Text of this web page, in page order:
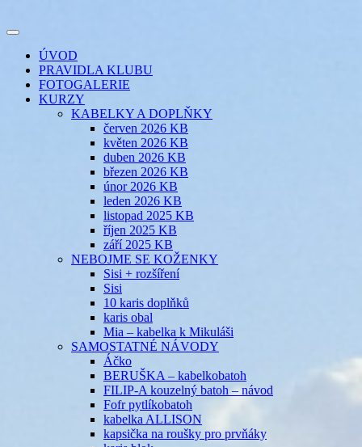
k
webuEVIKLUB
šicí klub
Toggle
navigation
ÚVOD
PRAVIDLA KLUBU
FOTOGALERIE
KURZY
KABELKY A DOPLŇKY
červen 2026 KB
květen 2026 KB
duben 2026 KB
březen 2026 KB
únor 2026 KB
leden 2026 KB
listopad 2025 KB
říjen 2025 KB
září 2025 KB
NEBOJME SE KOŽENKY
Sisi + rozšíření
Sisi
10 karis doplňků
karis obal
Mia – kabelka k Mikuláši
SAMOSTATNÉ NÁVODY
Áčko
BERUŠKA – kabelkobatoh
FILIP-A kouzelný batoh – návod
Fofr pytlíkobatoh
kabelka ALLISON
kapsička na roušky pro prvňáky